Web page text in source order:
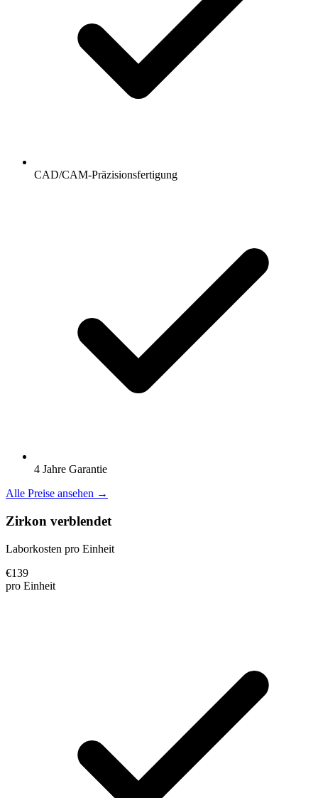
CAD/CAM-Präzisionsfertigung
4 Jahre Garantie
Alle Preise ansehen →
Zirkon verblendet
Laborkosten pro Einheit
€139
pro Einheit